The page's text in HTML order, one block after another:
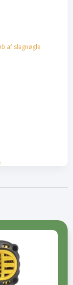
af slagnøgle